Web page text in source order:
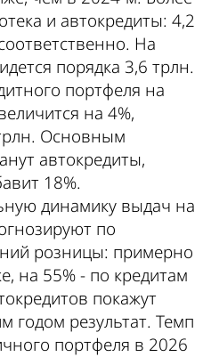
и автокредиты: 4,2
На
порядка 3,6 трлн.
портфеля на
на 4%,
Основным
автокредиты,
18%.
динамику выдач на
по
розницы: примерно
на 55% - по кредитам
покажут
годом результат. Темп
портфеля в 2026